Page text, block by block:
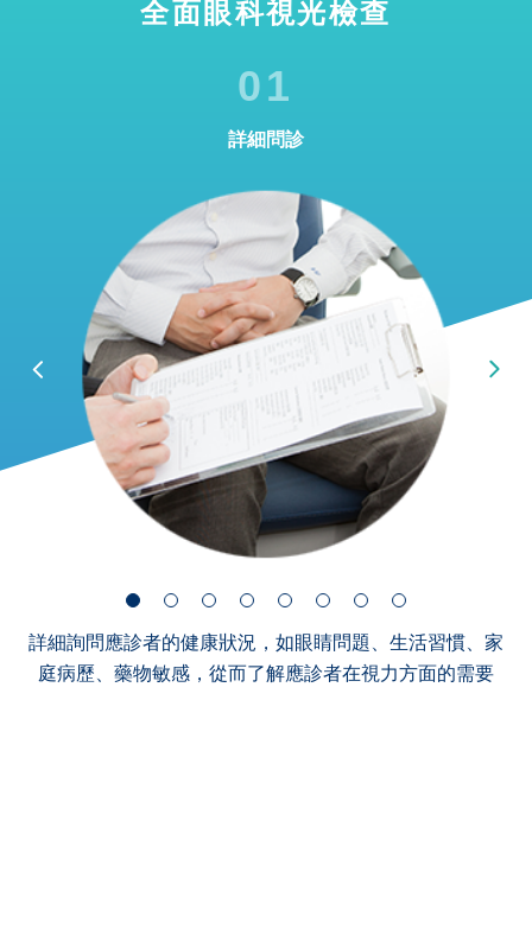
全面眼科視光檢查
01
詳細問診
詳細詢問應診者的健康狀況，如眼睛問題、生活習慣、家
庭病歷、藥物敏感，從而了解應診者在視力方面的需要